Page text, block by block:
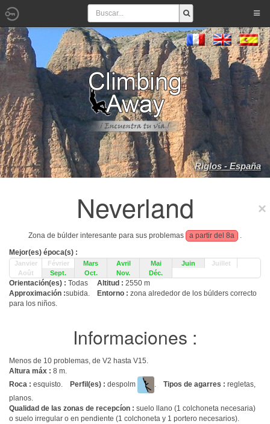
Riglos - España
Neverland
Zona de búlder interesante para sus problemas a partir del 8a
.
Mejor(es) época(s) :
Janvier Février Mars Avril Mai Juin
Juillet
Août
Sept. Oct. Nov. Déc.
Orientación(es) : Todas Altitud : 2550 m
Approximación :subida. Entorno : zona alrededor de los búlders correcto
para los niños.
Informaciones :
Menos de 10 problemas, de V2 hasta V15.
Altura máx : 8 m.
Roca : esquisto. Perfil(es) : despolm . Tipos de agarres : regletas,
planos.
Qualidad de las zonas de recepcíon : suelo llano (1 colchoneta necesaria)
o suelo irregular o en pendiente (1 colchoneta y 1 portero necesarios).